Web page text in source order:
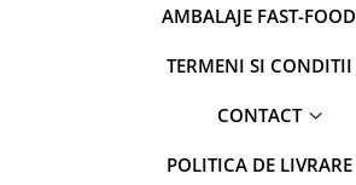
AMBALAJE FAST-FOOD
TERMENI SI CONDITII
CONTACT
POLITICA DE LIVRARE